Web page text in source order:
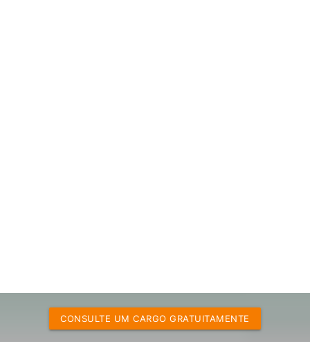
CONSULTE UM CARGO GRATUITAMENTE